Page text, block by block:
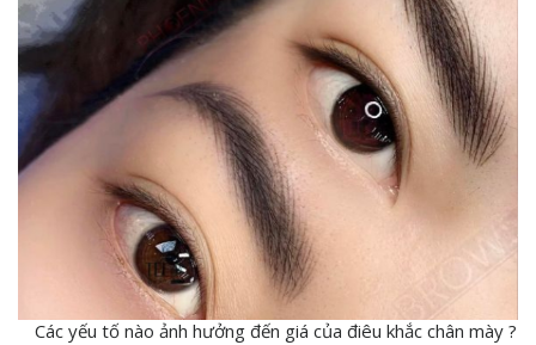
Các yếu tố nào ảnh hưởng đến giá của điêu khắc chân mày ?